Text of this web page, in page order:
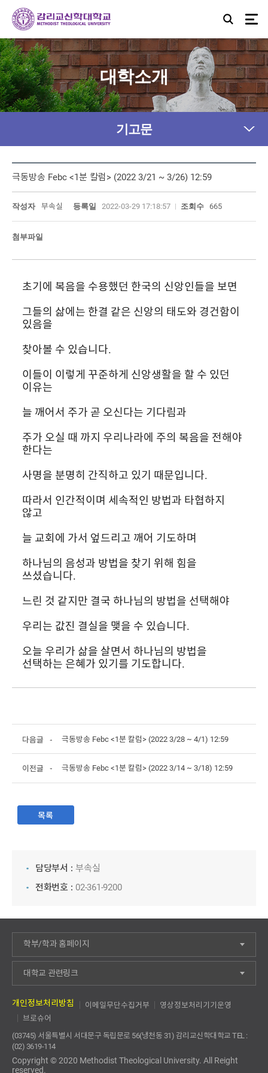
대학소개
기고문
극동방송 Febc <1분 칼럼> (2022 3/21 ~ 3/26) 12:59
작성자 부속실 등록일 2022-03-29 17:18:57 조회수 665
첨부파일
초기에 복음을 수용했던 한국의 신앙인들을 보면
그들의 삶에는 한결 같은 신앙의 태도와 경건함이
있음을
찾아볼 수 있습니다.
이들이 이렇게 꾸준하게 신앙생활을 할 수 있던
이유는
늘 깨어서 주가 곧 오신다는 기다림과
주가 오실 때 까지 우리나라에 주의 복음을 전해야
한다는
사명을 분명히 간직하고 있기 때문입니다.
따라서 인간적이며 세속적인 방법과 타협하지
않고
늘 교회에 가서 엎드리고 깨어 기도하며
하나님의 음성과 방법을 찾기 위해 힘을
쓰셨습니다.
느린 것 같지만 결국 하나님의 방법을 선택해야
우리는 값진 결실을 맺을 수 있습니다.
오늘 우리가 삶을 살면서 하나님의 방법을
선택하는 은혜가 있기를 기도합니다.
다음글 극동방송 Febc <1분 칼럼> (2022 3/28 ~ 4/1) 12:59
이전글 극동방송 Febc <1분 칼럼> (2022 3/14 ~ 3/18) 12:59
목록
담당부서 : 부속실
전화번호 : 02-361-9200
학부/학과 홈페이지
대학교 관련링크
개인정보처리방침 이메일무단수집거부
영상정보처리기기운영
브로슈어
(03745) 서울특별시 서대문구 독립문로 56(냉천동 31) 감리교신학대학교 TEL :
(02) 3619-114
Copyright © 2020 Methodist Theological University. All Reight
reserved.